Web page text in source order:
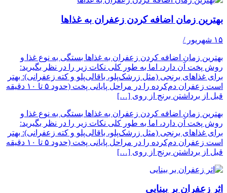
بهترین زمان اضافه کردن زعفران به غذاها
۱۵ شهریور /
بهترین زمان اضافه کردن زعفران به غذاها بستگی به نوع غذا و
روش پخت آن دارد، اما به طور کلی نکات زیر را در نظر بگیرید:
برای غذاهای برنجی (مثل زرشک‌پلو، باقالی‌پلو و کته زعفرانی): بهتر
است زعفران دم‌کرده را در مراحل پایانی پخت (حدود ۵ تا ۱۰ دقیقه
قبل از برداشتن برنج از روی […]
بهترین زمان اضافه کردن زعفران به غذاها بستگی به نوع غذا و
روش پخت آن دارد، اما به طور کلی نکات زیر را در نظر بگیرید:
برای غذاهای برنجی (مثل زرشک‌پلو، باقالی‌پلو و کته زعفرانی): بهتر
است زعفران دم‌کرده را در مراحل پایانی پخت (حدود ۵ تا ۱۰ دقیقه
قبل از برداشتن برنج از روی […]
اثر زعفران بر بینایی